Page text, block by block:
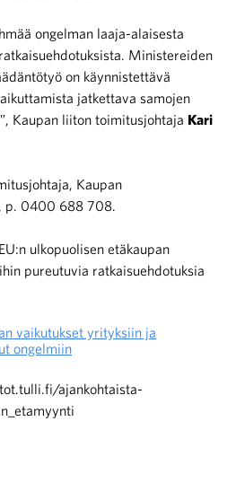
ongelman laaja-alaisesta
Ministereiden
on käynnistettävä
jatkettava samojen
Kaupan liiton toimitusjohtaja Kari
Kaupan
p. 0400 688 708.
ulkopuolisen etäkaupan
pureutuvia ratkaisuehdotuksia
vaikutukset yrityksiin ja
ongelmiin
ajankohtaista-